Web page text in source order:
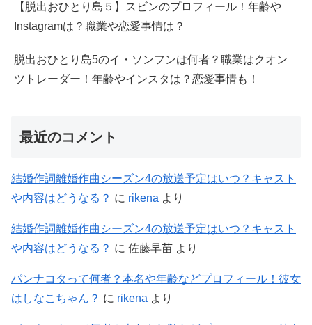
【脱出おひとり島５】スビンのプロフィール！年齢や
Instagramは？職業や恋愛事情は？
脱出おひとり島5のイ・ソンフンは何者？職業はクオン
ツトレーダー！年齢やインスタは？恋愛事情も！
最近のコメント
結婚作詞離婚作曲シーズン4の放送予定はいつ？キャスト
や内容はどうなる？ に rikena より
結婚作詞離婚作曲シーズン4の放送予定はいつ？キャスト
や内容はどうなる？ に 佐藤早苗 より
パンナコタって何者？本名や年齢などプロフィール！彼女
はしなこちゃん？ に rikena より